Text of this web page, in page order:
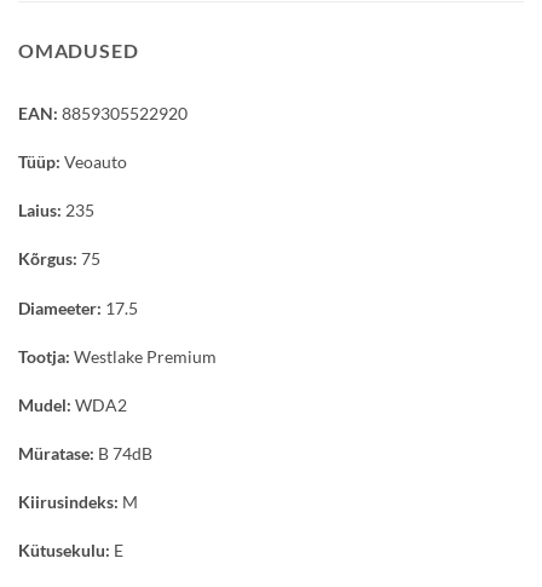
OMADUSED
EAN: 8859305522920
Tüüp: Veoauto
Laius: 235
Kõrgus: 75
Diameeter: 17.5
Tootja: Westlake Premium
Mudel: WDA2
Müratase: B 74dB
Kiirusindeks: M
Kütusekulu: E